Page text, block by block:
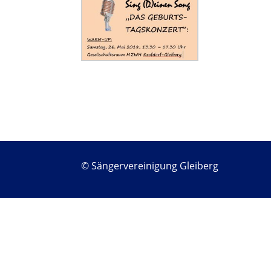
© Sängervereinigung Gleiberg